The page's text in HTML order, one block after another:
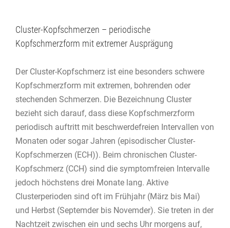
Cluster-Kopfschmerzen – periodische
Kopfschmerzform mit extremer Ausprägung
Der Cluster-Kopfschmerz ist eine besonders schwere
Kopfschmerzform mit extremen, bohrenden oder
stechenden Schmerzen. Die Bezeichnung Cluster
bezieht sich darauf, dass diese Kopfschmerzform
periodisch auftritt mit beschwerdefreien Intervallen von
Monaten oder sogar Jahren (episodischer Cluster-
Kopfschmerzen (ECH)). Beim chronischen Cluster-
Kopfschmerz (CCH) sind die symptomfreien Intervalle
jedoch höchstens drei Monate lang. Aktive
Clusterperioden sind oft im Frühjahr (März bis Mai)
und Herbst (Septemder bis Novemder). Sie treten in der
Nachtzeit zwischen ein und sechs Uhr morgens auf,